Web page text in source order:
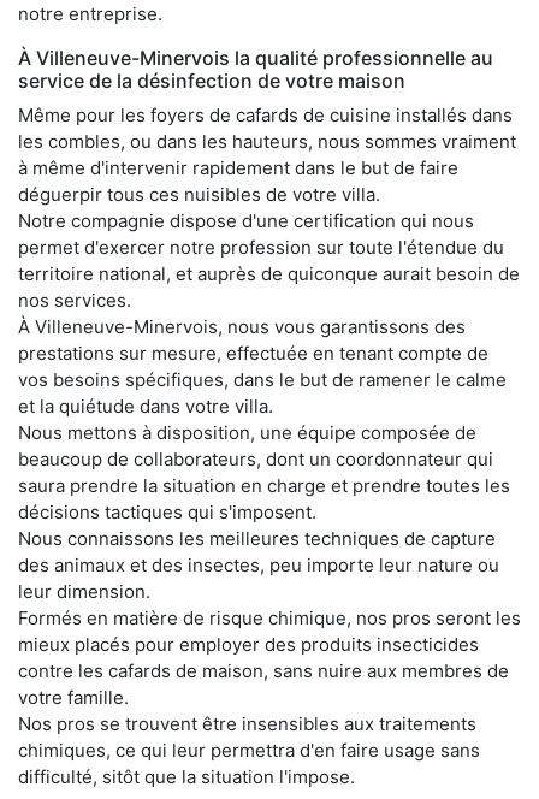
notre entreprise.
À Villeneuve-Minervois la qualité professionnelle au
service de la désinfection de votre maison
Même pour les foyers de cafards de cuisine installés dans
les combles, ou dans les hauteurs, nous sommes vraiment
à même d'intervenir rapidement dans le but de faire
déguerpir tous ces nuisibles de votre villa.
Notre compagnie dispose d'une certification qui nous
permet d'exercer notre profession sur toute l'étendue du
territoire national, et auprès de quiconque aurait besoin de
nos services.
À Villeneuve-Minervois, nous vous garantissons des
prestations sur mesure, effectuée en tenant compte de
vos besoins spécifiques, dans le but de ramener le calme
et la quiétude dans votre villa.
Nous mettons à disposition, une équipe composée de
beaucoup de collaborateurs, dont un coordonnateur qui
saura prendre la situation en charge et prendre toutes les
décisions tactiques qui s'imposent.
Nous connaissons les meilleures techniques de capture
des animaux et des insectes, peu importe leur nature ou
leur dimension.
Formés en matière de risque chimique, nos pros seront les
mieux placés pour employer des produits insecticides
contre les cafards de maison, sans nuire aux membres de
votre famille.
Nos pros se trouvent être insensibles aux traitements
chimiques, ce qui leur permettra d'en faire usage sans
difficulté, sitôt que la situation l'impose.